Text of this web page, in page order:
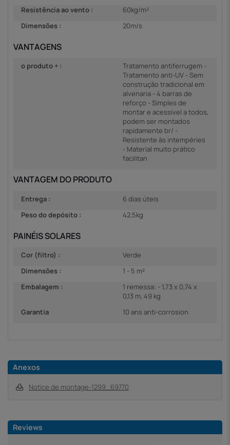
Resistência ao vento :
60kg/m²
Dimensões :
20m/s
VANTAGENS
o produto + :
Tratamento antiferrugem -
Tratamento anti-UV - Sem
construção tradicional em
alvenaria - 4 barras de
reforço - Simples de
montar e acessível a todos,
podem ser montados
rapidamente br/ -
Resistente às intempéries
- Material muito prático
facilitan
VANTAGEM DO PRODUTO
Entrega :
6 dias úteis
Peso do depósito :
42,5kg
PAINÉIS SOLARES
Cor (filtro) :
Verde
Dimensões :
1 - 5 m²
Embalagem :
1 remessa: - 1,73 x 0,74 x
0,13 m, 49 kg
Garantia
10 ans anti-corrosion
Anexos
Notice de montage-1299_69770
Reviews